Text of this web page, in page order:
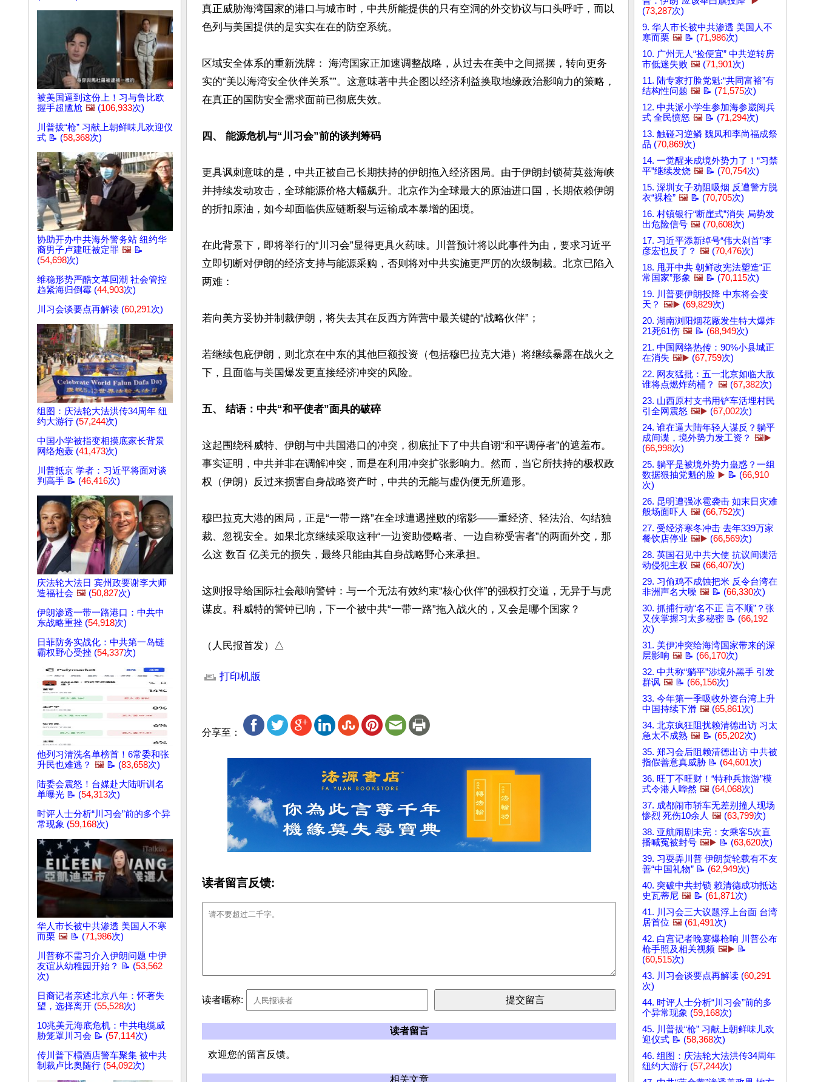
被美国逼到这份上！习与鲁比欧
握手超尴尬 🖼️ (106,933次)
川普拔“枪” 习献上朝鲜味儿欢迎仪
式 📝 (58,368次)
协助开办中共海外警务站 纽约华
裔男子卢建旺被定罪 🖼️ 📝
(54,698次)
维稳形势严酷文革回潮 社会管控
趋紧海归倒霉 (44,903次)
川习会谈要点再解读 (60,291次)
组图：庆法轮大法洪传34周年 纽
约大游行 (57,244次)
中国小学被指变相摸底家长背景
网络炮轰 (41,473次)
川普抵京 学者：习近平将面对谈
判高手 📝 (46,416次)
庆法轮大法日 宾州政要谢李大师
造福社会 🖼️ (50,827次)
伊朗渗透一带一路港口：中共中
东战略重挫 (54,918次)
日菲防务实战化：中共第一岛链
霸权野心受挫 (54,337次)
他列习清洗名单榜首！6常委和张
升民也难逃？ 🖼️ 📝 (83,658次)
陆委会震怒！台媒赴大陆听训名
单曝光 📝 (54,313次)
时评人士分析“川习会”前的多个异
常现象 (59,168次)
华人市长被中共渗透 美国人不寒
而栗 🖼️ 📝 (71,986次)
川普称不需习介入伊朗问题 中伊
友谊从幼稚园开始？ 📝 (53,562
次)
日裔记者亲述北京八年：怀著失
望，选择离开 (55,528次)
10兆美元海底危机：中共电缆威
胁笼罩川习会 📝 (57,114次)
传川普下榻酒店警车聚集 被中共
制裁卢比奥随行 (54,092次)
真正威胁海湾国家的港口与城市时，中共所能提供的只有空洞的外交协议与口头呼吁，而以
色列与美国提供的是实实在在的防空系统。
区域安全体系的重新洗牌： 海湾国家正加速调整战略，从过去在美中之间摇摆，转向更务
实的“美以海湾安全伙伴关系””。这意味著中共企图以经济利益换取地缘政治影响力的策略，
在真正的国防安全需求面前已彻底失效。
四、 能源危机与“川习会”前的谈判筹码
更具讽刺意味的是，中共正被自己长期扶持的伊朗拖入经济困局。由于伊朗封锁荷莫兹海峡
并持续发动攻击，全球能源价格大幅飙升。北京作为全球最大的原油进口国，长期依赖伊朗
的折扣原油，如今却面临供应链断裂与运输成本暴增的困境。
在此背景下，即将举行的“川习会”显得更具火药味。川普预计将以此事件为由，要求习近平
立即切断对伊朗的经济支持与能源采购，否则将对中共实施更严厉的次级制裁。北京已陷入
两难：
若向美方妥协并制裁伊朗，将失去其在反西方阵营中最关键的“战略伙伴”；
若继续包庇伊朗，则北京在中东的其他巨额投资（包括穆巴拉克大港）将继续暴露在战火之
下，且面临与美国爆发更直接经济冲突的风险。
五、 结语：中共“和平使者”面具的破碎
这起围绕科威特、伊朗与中共国港口的冲突，彻底扯下了中共自诩“和平调停者”的遮羞布。
事实证明，中共并非在调解冲突，而是在利用冲突扩张影响力。然而，当它所扶持的极权政
权（伊朗）反过来损害自身战略资产时，中共的无能与虚伪便无所遁形。
穆巴拉克大港的困局，正是“一带一路”在全球遭遇挫败的缩影——重经济、轻法治、勾结独
裁、忽视安全。如果北京继续采取这种“一边资助侵略者、一边自称受害者”的两面外交，那
么这 数百 亿美元的损失，最终只能由其自身战略野心来承担。
这则报导给国际社会敲响警钟：与一个无法有效约束“核心伙伴”的强权打交道，无异于与虎
谋皮。科威特的警钟已响，下一个被中共“一带一路”拖入战火的，又会是哪个国家？
（人民报首发）△
打印机版
分享至：
读者留言反馈:
读者暱称:
读者留言
欢迎您的留言反馈。
相关文章
(73,287次)
9. 华人市长被中共渗透 美国人不
寒而栗 🖼️ 📝 (71,986次)
10. 广州无人“捡便宜” 中共逆转房
市低迷失败 🖼️ (71,901次)
11. 陆专家打脸党魁:“共同富裕”有
结构性问题 🖼️ 📝 (71,575次)
12. 中共派小学生参加海参崴阅兵
式 全民愤怒 🖼️ 📝 (71,294次)
13. 触碰习逆鳞 魏凤和李尚福成祭
品 (70,869次)
14. 一觉醒来成境外势力了！“习禁
平”继续发烧 🖼️ 📝 (70,754次)
15. 深圳女子劝阻吸烟 反遭警方脱
衣“裸检” 🖼️ 📝 (70,705次)
16. 村镇银行“断崖式”消失 局势发
出危险信号 🖼️ (70,608次)
17. 习近平添新绰号“伟大剁首”李
彦宏也反了？ 🖼️ (70,476次)
18. 甩开中共 朝鲜改宪法塑造“正
常国家”形象 🖼️ 📝 (70,115次)
19. 川普要伊朗投降 中东将会变
天？ 🖼️▶️ (69,829次)
20. 湖南浏阳烟花厰发生特大爆炸
21死61伤 🖼️ 📝 (68,949次)
21. 中国网络热传：90%小县城正
在消失 🖼️▶️ (67,759次)
22. 网友猛批：五一北京如临大敌
谁将点燃炸药桶？ 🖼️ (67,382次)
23. 山西原村支书用铲车活埋村民
引全网震怒 🖼️▶️ (67,002次)
24. 谁在逼大陆年轻人谋反？躺平
成间谍，境外势力发工资？ 🖼️▶️
(66,998次)
25. 躺平是被境外势力蛊惑？一组
数据狠抽党魁的脸 ▶️ 📝 (66,910
次)
26. 昆明遭强冰雹袭击 如末日灾难
般场面吓人 🖼️ (66,752次)
27. 受经济寒冬冲击 去年339万家
餐饮店停业 🖼️▶️ (66,569次)
28. 英国召见中共大使 抗议间谍活
动侵犯主权 🖼️ (66,407次)
29. 习偷鸡不成蚀把米 反令台湾在
非洲声名大噪 🖼️ 📝 (66,330次)
30. 抓捕行动“名不正 言不顺”？张
又侠掌握习太多秘密 📝 (66,192
次)
31. 美伊冲突给海湾国家带来的深
层影响 🖼️ 📝 (66,170次)
32. 中共称“躺平”涉境外黑手 引发
群讽 🖼️ 📝 (66,156次)
33. 今年第一季吸收外资台湾上升
中国持续下滑 🖼️ (65,861次)
34. 北京疯狂阻扰赖清德出访 习太
急太不成熟 🖼️ 📝 (65,202次)
35. 郑习会后阻赖清德出访 中共被
指假善意真威胁 📝 (64,601次)
36. 旺丁不旺财！“特种兵旅游”模
式令港人哗然 🖼️ (64,068次)
37. 成都闹市轿车无差别撞人现场
惨烈 死伤10余人 🖼️ (63,799次)
38. 亚航闹剧未完：女乘客5次直
播喊冤被封号 🖼️▶️ 📝 (63,620次)
39. 习耍弄川普 伊朗货轮载有不友
善“中国礼物” 📝 (62,949次)
40. 突破中共封锁 赖清德成功抵达
史瓦蒂尼 🖼️ 📝 (61,871次)
41. 川习会三大议题浮上台面 台湾
居首位 🖼️ (61,491次)
42. 白宫记者晚宴爆枪响 川普公布
枪手照及相关视频 🖼️▶️ 📝
(60,515次)
43. 川习会谈要点再解读 (60,291
次)
44. 时评人士分析“川习会”前的多
个异常现象 (59,168次)
45. 川普拔“枪” 习献上朝鲜味儿欢
迎仪式 📝 (58,368次)
46. 组图：庆法轮大法洪传34周年
纽约大游行 (57,244次)